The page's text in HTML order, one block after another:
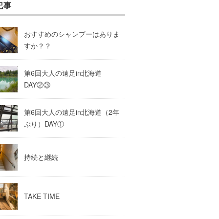
事
おすすめのシャンプーはありま
すか？？
第6回大人の遠足in北海道
DAY②③
第6回大人の遠足in北海道（2年
ぶり）DAY①
持続と継続
TAKE TIME